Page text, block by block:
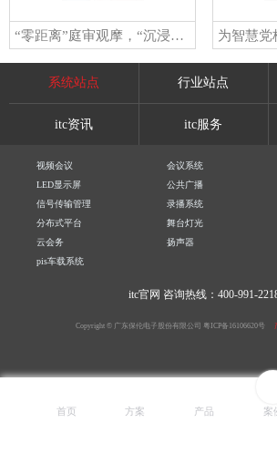
“零距离”庭审观摩，“沉浸式”高效办案！itc全方位助力某人民检察院打造智慧检务新高度
系统站点 行业站点
itc资讯 itc服务
视频会议 会议系统
LED显示屏
公共广播
信号传输管理
录播系统
分布式平台
舞台灯光
云会务
扬声器
pis车载系统
itc官网 咨询热线：400-991-
Copyright © 广东保伦电子股份有限公司 粤ICP备16106620号
首页 方案 产品 案